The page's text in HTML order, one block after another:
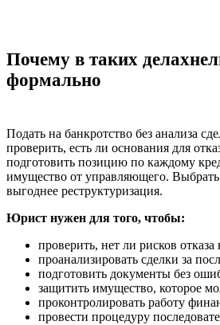
Почему в таких делах
формально
Подать на банкротство без анализа
проверить, есть ли основания для
подготовить позицию по каждому
имущество от управляющего. Выбрать
выгоднее реструктуризация.
Юрист нужен для того, чтобы:
проверить, нет ли рисков
проанализировать сделки за
подготовить документы без
защитить имущество, которое
проконтролировать работу
провести процедуру